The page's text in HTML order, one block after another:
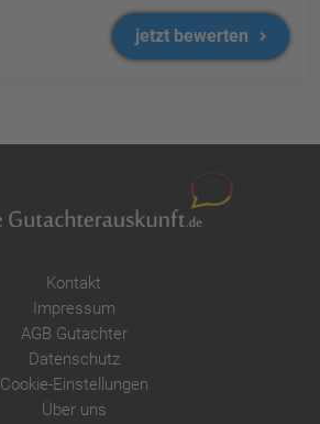
jetzt bewerten
Kontakt
Impressum
AGB Gutachter
Datenschutz
Cookie-Einstellungen
Über uns